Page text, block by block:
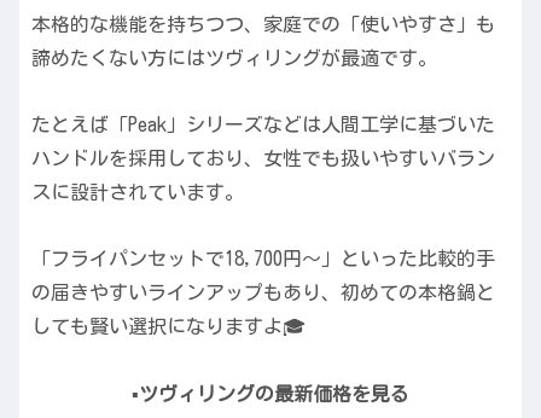
本格的な機能を持ちつつ、家庭での「使いやすさ」も
諦めたくない方にはツヴィリングが最適です。
たとえば「Peak」シリーズなどは人間工学に基づいた
ハンドルを採用しており、女性でも扱いやすいバラン
スに設計されています。
「フライパンセットで18,700円〜」といった比較的手
の届きやすいラインアップもあり、初めての本格鍋と
しても賢い選択になりますよ🎓
▪️ツヴィリングの最新価格を見る